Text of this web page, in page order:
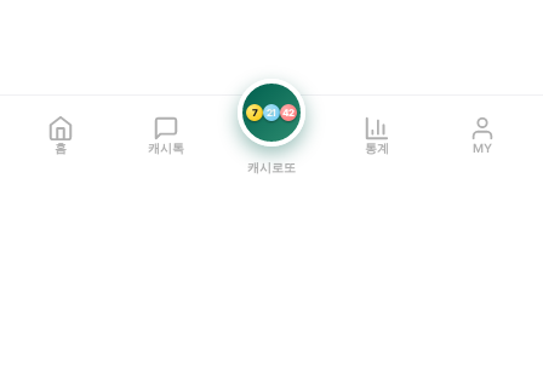
홈 캐시톡
7 21 42
캐시로또
통계 MY